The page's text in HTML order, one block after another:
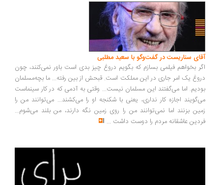
سناریست در گفت‌وگو با سعید مطلبی
بخواهم فیلمی بسازم که بگویم دروغ چیز بدی است باور نمی‌کنند، چون
یک امر جاری در این مملکت است. قبحش از بین رفته... ما بچه‌مسلمان
اما می‌گفتند این مسلمان نیست... وقتی به آدمی که در کار سینماست
اجازه کار نداری، یعنی با شکنجه او را می‌کشند... می‌توانند من را
بزنند اما نمی‌توانند من را روی زمین نگه دارند، من بلند می‌شوم...
عاشقانه مردم را دوست داشت ...